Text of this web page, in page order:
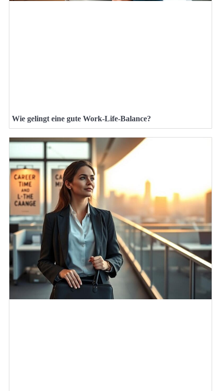
Wie gelingt eine gute Work-Life-Balance?